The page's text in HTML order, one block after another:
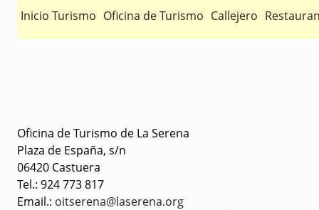
Inicio Turismo Oficina de Turismo Callejero
Oficina de Turismo de La Serena
Plaza de España, s/n
06420 Castuera
Tel.: 924 773 817
Email.: oitserena@laserena.org